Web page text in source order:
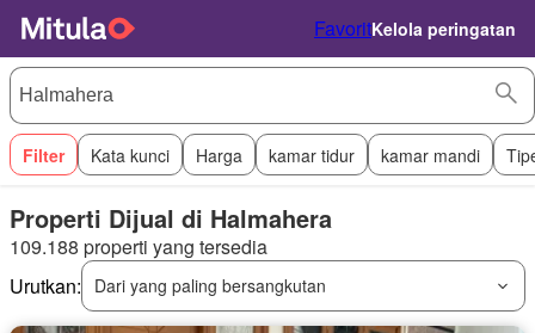
FavoritKelola peringatan
Filter Kata kunci Harga kamar tidur kamar mandi
Properti Dijual di Halmahera
109.188 properti yang tersedia
Urutkan:
Dari yang paling bersangkutan